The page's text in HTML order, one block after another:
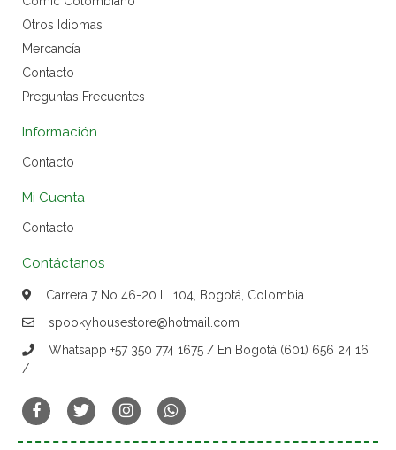
Otros Idiomas
Mercancía
Contacto
Preguntas Frecuentes
Información
Contacto
Mi Cuenta
Contacto
Contáctanos
Carrera 7 No 46-20 L. 104, Bogotá, Colombia
spookyhousestore@hotmail.com
Whatsapp +57 350 774 1675 / En Bogotá (601) 656 24 16
/